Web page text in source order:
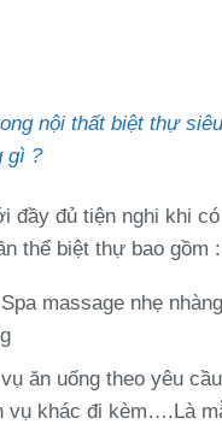
nội thất biệt thự
gì ?
đầy đủ tiện nghi khi
thể biệt thự bao gồm :
massage nhẹ
ăn uống theo yêu
vụ khác đi kèm….Là